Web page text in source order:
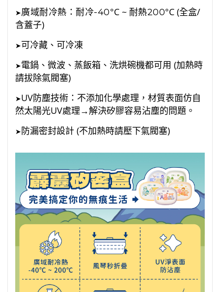
➤廣域耐冷熱：耐冷-40°C ~ 耐熱200°C (全盒/
含蓋子)
➤可冷藏、可冷凍
➤電鍋、微波、蒸飯箱、洗烘碗機都可用 (加熱時
請拔除氣閥塞)
➤UV防塵技術：不添加化學處理，材質表面仿自
然太陽光UV處理→解決矽膠容易沾塵的問題。
➤防漏密封設計 (不加熱時請壓下氣閥塞)